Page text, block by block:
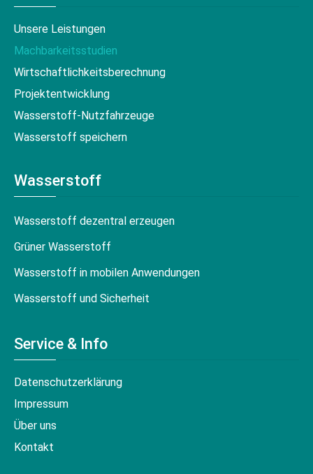
Unsere Leistungen
Machbarkeitsstudien
Wirtschaftlichkeitsberechnung
Projektentwicklung
Wasserstoff-Nutzfahrzeuge
Wasserstoff speichern
Wasserstoff
Wasserstoff dezentral erzeugen
Grüner Wasserstoff
Wasserstoff in mobilen Anwendungen
Wasserstoff und Sicherheit
Service & Info
Datenschutzerklärung
Impressum
Über uns
Kontakt